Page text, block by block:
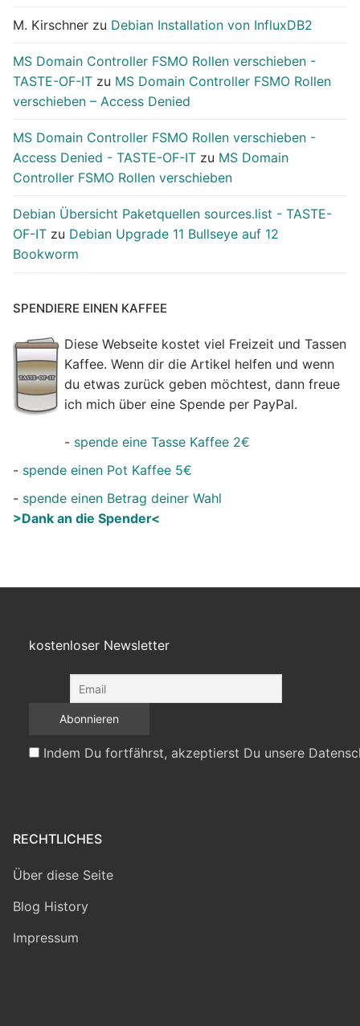
M. Kirschner zu Debian Installation von InfluxDB2
MS Domain Controller FSMO Rollen verschieben -
TASTE-OF-IT zu MS Domain Controller FSMO Rollen
verschieben – Access Denied
MS Domain Controller FSMO Rollen verschieben -
Access Denied - TASTE-OF-IT zu MS Domain
Controller FSMO Rollen verschieben
Debian Übersicht Paketquellen sources.list - TASTE-
OF-IT zu Debian Upgrade 11 Bullseye auf 12
Bookworm
SPENDIERE EINEN KAFFEE
Diese Webseite kostet viel Freizeit und Tassen
Kaffee. Wenn dir die Artikel helfen und wenn
du etwas zurück geben möchtest, dann freue
ich mich über eine Spende per PayPal.
- spende eine Tasse Kaffee 2€
- spende einen Pot Kaffee 5€
- spende einen Betrag deiner Wahl
>Dank an die Spender<
kostenloser Newsletter
Indem Du fortfährst, akzeptierst Du unsere
RECHTLICHES
Über diese Seite
Blog History
Impressum